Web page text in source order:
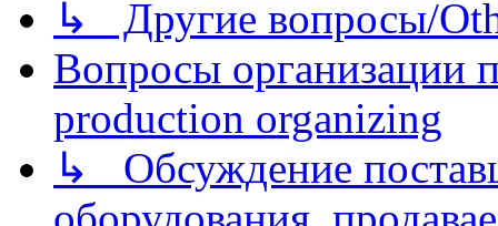
↳ Другие вопросы/
Вопросы организации
production organizing
↳ Обсуждение